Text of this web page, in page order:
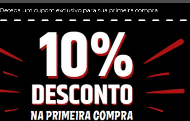
Receba um cupom exclusivo para sua primeira compra.